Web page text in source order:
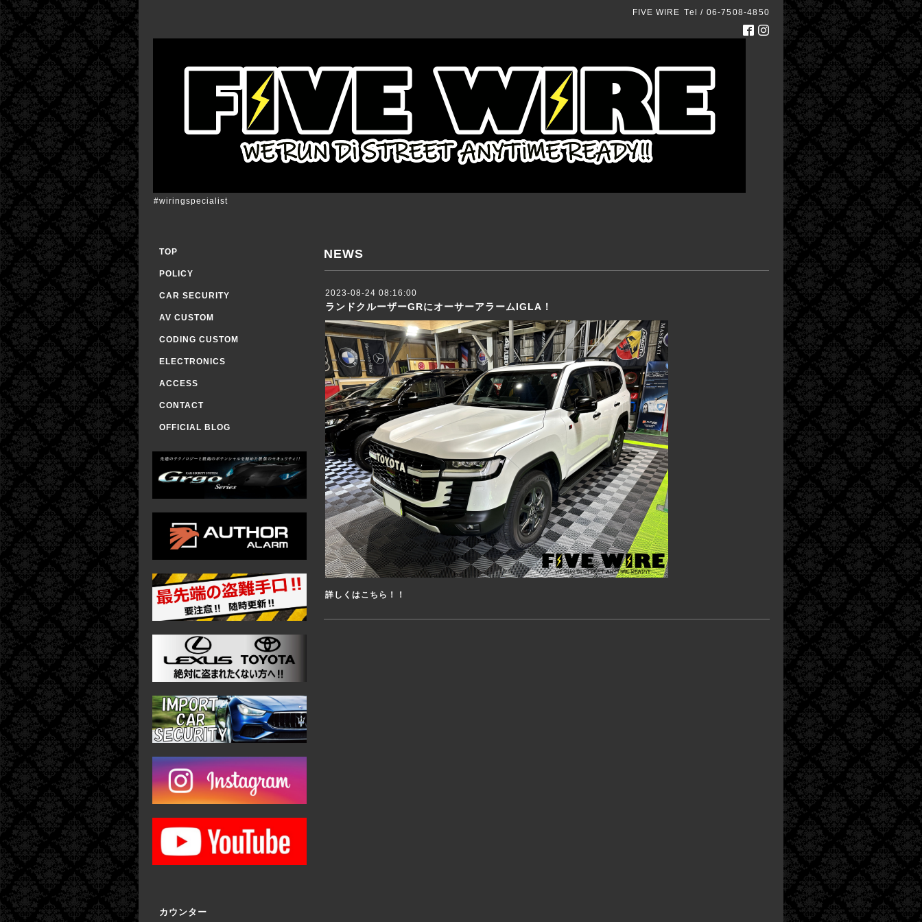
FIVE WIRE Tel / 06-7508-4850
#wiringspecialist
NEWS
2023-08-24 08:16:00
ランドクルーザーGRにオーサーアラームIGLA！
詳しくはこちら！！
TOP
POLICY
CAR SECURITY
AV CUSTOM
CODING CUSTOM
ELECTRONICS
ACCESS
CONTACT
OFFICIAL BLOG
カウンター